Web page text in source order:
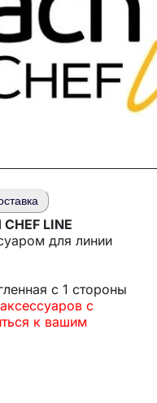
CHEF LINE
для линии
с 1 стороны
с
к вашим